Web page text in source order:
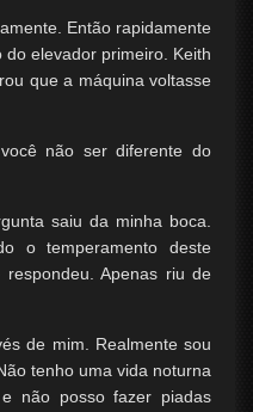
Então rapidamente
elevador primeiro. Keith
que a máquina voltasse
não ser diferente do
saiu da minha boca.
o temperamento deste
Apenas riu de
de mim. Realmente sou
tenho uma vida noturna
não posso fazer piadas